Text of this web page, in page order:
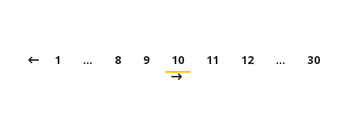
1 … 8 9 10 11 12 … 30